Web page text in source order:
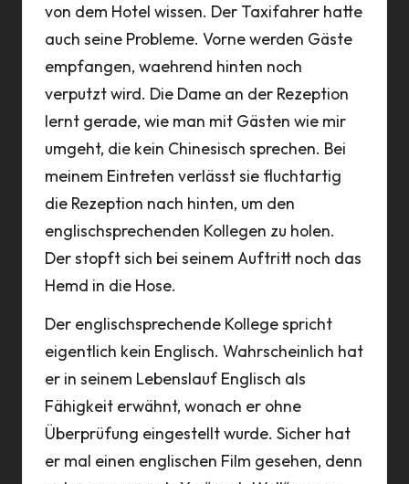
von dem Hotel wissen. Der Taxifahrer hatte
auch seine Probleme. Vorne werden Gäste
empfangen, waehrend hinten noch
verputzt wird. Die Dame an der Rezeption
lernt gerade, wie man mit Gästen wie mir
umgeht, die kein Chinesisch sprechen. Bei
meinem Eintreten verlässt sie fluchtartig
die Rezeption nach hinten, um den
englischsprechenden Kollegen zu holen.
Der stopft sich bei seinem Auftritt noch das
Hemd in die Hose.
Der englischsprechende Kollege spricht
eigentlich kein Englisch. Wahrscheinlich hat
er in seinem Lebenslauf Englisch als
Fähigkeit erwähnt, wonach er ohne
Überprüfung eingestellt wurde. Sicher hat
er mal einen englischen Film gesehen, denn